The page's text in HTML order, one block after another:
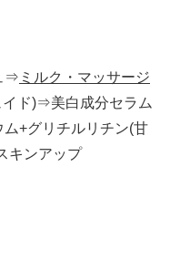
⇒ ミルク・マッサージ
イド)⇒美白成分セラム
+グリチルリチン(甘
キンアップ